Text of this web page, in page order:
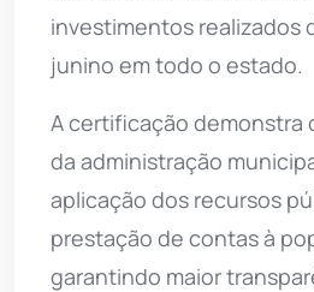
investimentos realizados
junino em todo o estado.
A certificação demonstra
da administração
aplicação dos recursos
prestação de contas à
garantindo maior